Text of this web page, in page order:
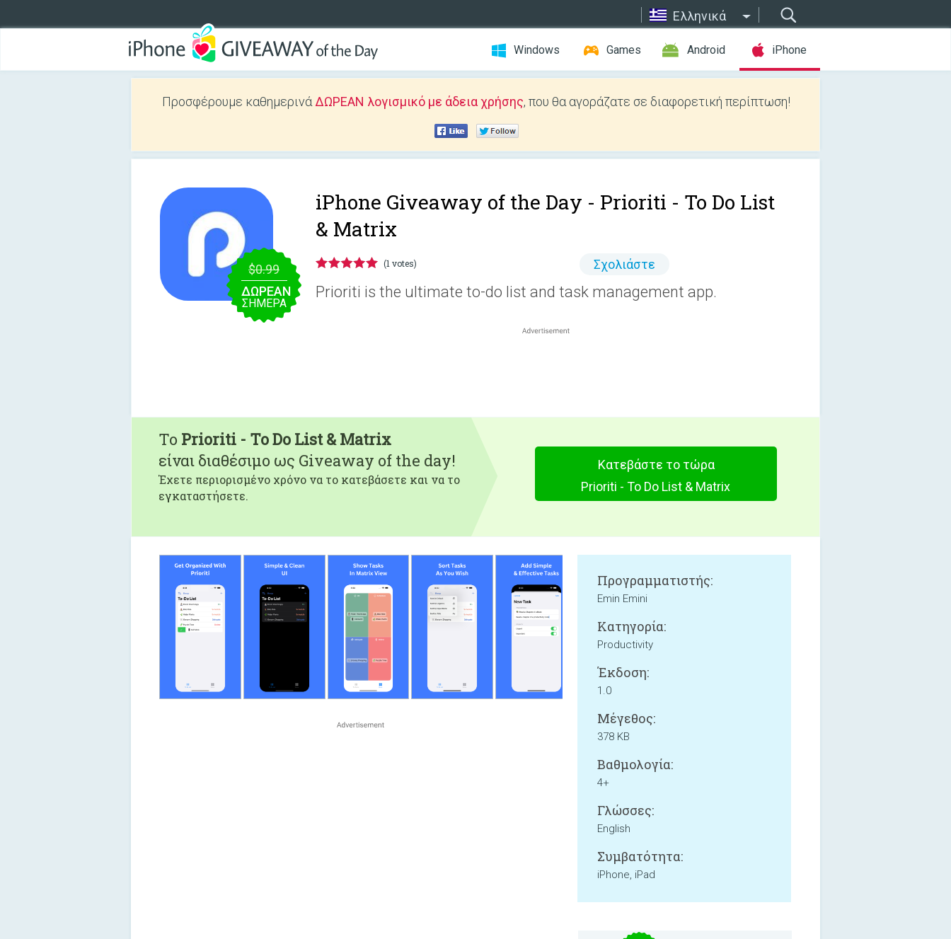
Ελληνικά
Windows Games Android iPhone
Προσφέρουμε καθημερινά ΔΩΡΕΑΝ λογισμικό με άδεια χρήσης, που θα αγοράζατε σε διαφορετική περίπτωση!
$0.99
ΔΩΡΕΑΝ
ΣΉΜΕΡΑ
iPhone Giveaway of the Day - Prioriti - To Do List
& Matrix
(1 votes) Σχολιάστε
Prioriti is the ultimate to-do list and task management app.
To Prioriti - To Do List & Matrix
είναι διαθέσιμο ως Giveaway of the day!
Έχετε περιορισμένο χρόνο να το κατεβάσετε και να το
εγκαταστήσετε.
Κατεβάστε το τώρα
Prioriti - To Do List & Matrix
Προγραμματιστής:
Emin Emini
Κατηγορία:
Productivity
Έκδοση:
1.0
Μέγεθος:
378 KB
Βαθμολογία:
4+
Γλώσσες:
English
Συμβατότητα:
iPhone, iPad